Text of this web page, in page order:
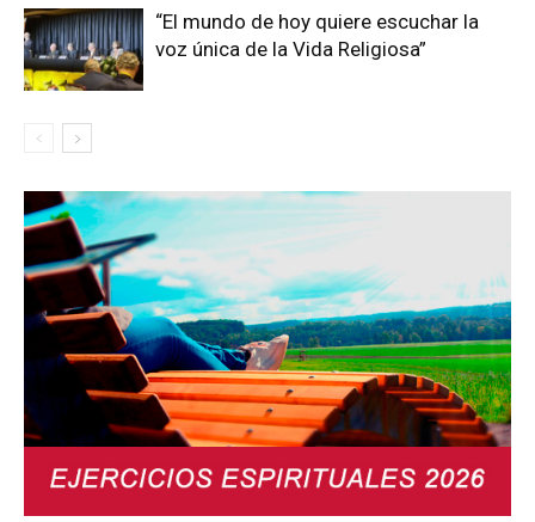
“El mundo de hoy quiere escuchar la
voz única de la Vida Religiosa”